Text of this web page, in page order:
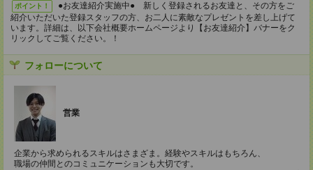
ポイント！
●お友達紹介実施中● 新しく登録されるお友達と、その方をご
紹介いただいた登録スタッフの方、お二人に素敵なプレゼントを差し上げて
います。詳細は、以下会社概要ホームページより【お友達紹介】バナーをク
リックしてご覧ください。！
フォローについて
営業
企業から求められるスキルはさまざま。経験やスキルはもちろん、
職場の仲間とのコミュニケーションも大切です。